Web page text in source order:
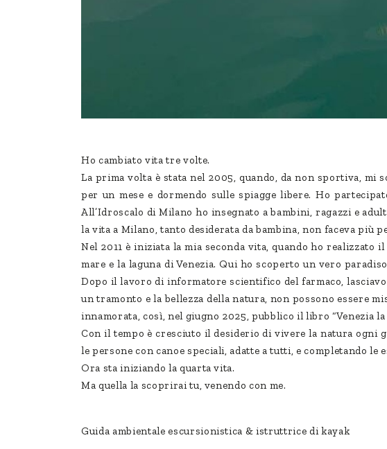
Ho cambiato vita tre volte.
La prima volta è stata nel 2005, quando, da non sportiva, mi
per un mese e dormendo sulle spiagge libere. Ho
All’Idroscalo di Milano ho insegnato a bambini, ragazzi e
la vita a Milano, tanto desiderata da bambina, non faceva più
Nel 2011 è iniziata la mia seconda vita, quando ho
mare e la laguna di Venezia. Qui ho scoperto un vero
Dopo il lavoro di informatore scientifico del farmaco,
un tramonto e la bellezza della natura, non possono essere
innamorata, così, nel giugno 2025, pubblico il libro “Venezia
Con il tempo è cresciuto il desiderio di vivere la natura ogni
le persone con canoe speciali, adatte a tutti, e completando le
Ora sta iniziando la quarta vita.
Ma quella la scoprirai tu, venendo con me.
Guida ambientale escursionistica & istruttrice di kayak